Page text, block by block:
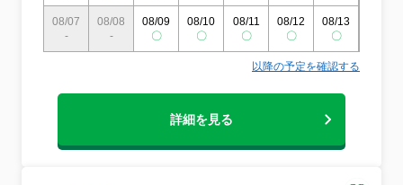
08/07
-
08/08
-
08/09
〇
08/10
〇
08/11
〇
08/12
〇
08/13
〇
以降の予定を確認する
詳細を見る